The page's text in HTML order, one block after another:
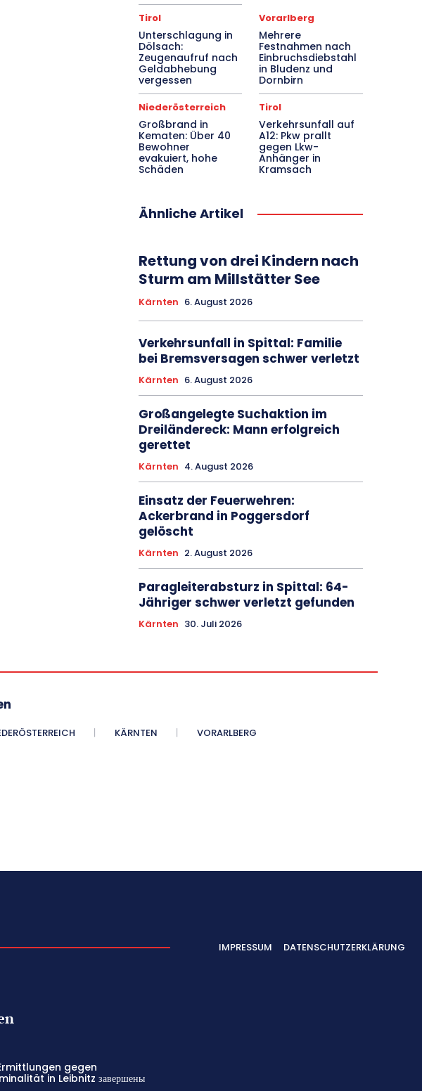
Tirol
Unterschlagung in
Dölsach:
Zeugenaufruf nach
Geldabhebung
vergessen
Vorarlberg
Mehrere
Festnahmen nach
Einbruchsdiebstahl
in Bludenz und
Dornbirn
Niederösterreich
Großbrand in
Kematen: Über 40
Bewohner
evakuiert, hohe
Schäden
Tirol
Verkehrsunfall auf
A12: Pkw prallt
gegen Lkw-
Anhänger in
Kramsach
Ähnliche Artikel
Rettung von drei Kindern nach
Sturm am Millstätter See
Kärnten 6. August 2026
Verkehrsunfall in Spittal: Familie
bei Bremsversagen schwer verletzt
Kärnten 6. August 2026
Großangelegte Suchaktion im
Dreiländereck: Mann erfolgreich
gerettet
Kärnten 4. August 2026
Einsatz der Feuerwehren:
Ackerbrand in Poggersdorf
gelöscht
Kärnten 2. August 2026
Paragleiterabsturz in Spittal: 64-
Jähriger schwer verletzt gefunden
Kärnten 30. Juli 2026
KÄRNTEN VORARLBERG
IMPRESSUM DATENSCHUTZERKLÄRUNG
gegen
in Leibnitz завершены